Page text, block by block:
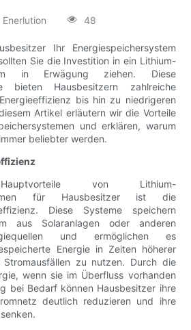
Enerlution 48
Ihr Energiespeichersystem
Sie die Investition in ein Lithium-
in Erwägung ziehen. Diese
bieten Hausbesitzern zahlreiche
bis hin zu niedrigeren
Artikel erläutern wir die Vorteile
und erklären, warum
beliebter werden.
von Lithium-
für Hausbesitzer ist die
Diese Systeme speichern
aus Solaranlagen oder anderen
und ermöglichen es
Energie in Zeiten höherer
zu nutzen. Durch die
wenn sie im Überfluss vorhanden
bei Bedarf können Hausbesitzer ihre
deutlich reduzieren und ihre